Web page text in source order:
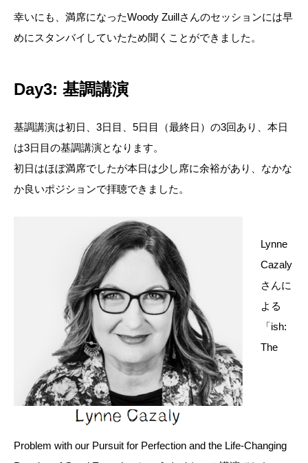
幸いにも、満席になったWoody Zuillさんのセッションには早
めにスタンバイしていたため聞くことができました。
Day3: 基調講演
基調講演は初日、3日目、5日目（最終日）の3回あり、本日
は3日目の基調講演となります。
初日はほぼ満席でしたが本日は少し席に余裕があり、なかな
か良いポジションで拝聴できました。
Lynne
Cazaly
さんに
よる
「ish:
The
Problem with our Pursuit for Perfection and the Life-Changing